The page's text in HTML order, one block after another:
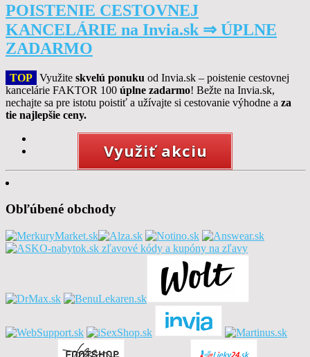
POISTENIE CESTOVNEJ
KANCELÁRIE na Invia.sk ⇒ ÚPLNE
ZADARMO
TOP Využite skvelú ponuku od Invia.sk – poistenie cestovnej
kancelárie FAKTOR 100 úplne zadarmo! Bežte na Invia.sk,
nechajte sa pre istotu poistiť a užívajte si cestovanie výhodne a za
tie najlepšie ceny.
Využiť akciu
Obľúbené obchody